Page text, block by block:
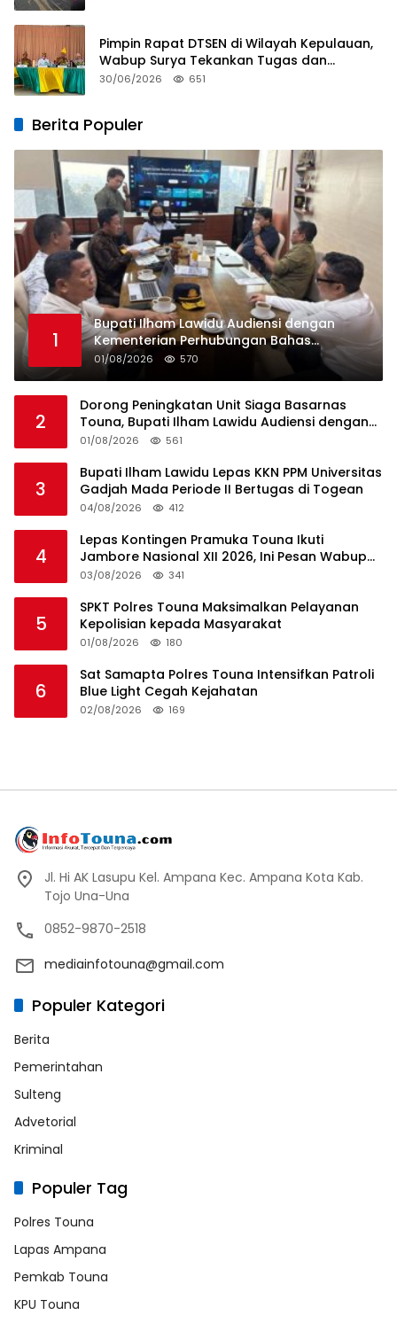
Pimpin Rapat DTSEN di Wilayah Kepulauan,
Wabup Surya Tekankan Tugas dan
Tanggung Jawab Operator
30/06/2026 651
Berita Populer
1
Bupati Ilham Lawidu Audiensi dengan
Kementerian Perhubungan Bahas
Rencana Pembangunan Pelabuhan Ferry
Lebiti
01/08/2026 570
2
Dorong Peningkatan Unit Siaga Basarnas
Touna, Bupati Ilham Lawidu Audiensi dengan
Basarnas Pusat
01/08/2026 561
3
Bupati Ilham Lawidu Lepas KKN PPM Universitas
Gadjah Mada Periode II Bertugas di Togean
04/08/2026 412
4
Lepas Kontingen Pramuka Touna Ikuti
Jambore Nasional XII 2026, Ini Pesan Wabup
Surya
03/08/2026 341
5
SPKT Polres Touna Maksimalkan Pelayanan
Kepolisian kepada Masyarakat
01/08/2026 180
6
Sat Samapta Polres Touna Intensifkan Patroli
Blue Light Cegah Kejahatan
02/08/2026 169
Jl. Hi AK Lasupu Kel. Ampana Kec. Ampana Kota Kab.
Tojo Una-Una
0852-9870-2518
mediainfotouna@gmail.com
Populer Kategori
Berita
Pemerintahan
Sulteng
Advetorial
Kriminal
Populer Tag
Polres Touna
Lapas Ampana
Pemkab Touna
KPU Touna